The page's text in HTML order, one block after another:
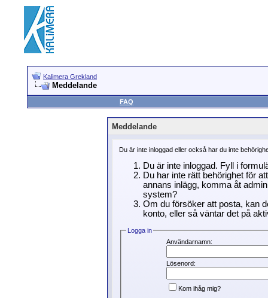
Kalimera Grekland
Meddelande
FAQ
Meddelande
Du är inte inloggad eller också har du inte
Du är inte inloggad. Fyll i
Du har inte rätt behörighet för
annans inlägg, komma åt
system?
Om du försöker att posta, kan
konto, eller så väntar det på
Logga in
Användarnamn:
Lösenord:
Kom ihåg mig?